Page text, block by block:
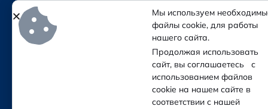
Контакты
Социальные сети и контакты
Мы используем
файлы cookie, для работы
нашего сайта.
Продолжая использовать
сайт, вы соглашаетесь с
использованием файлов
cookie на нашем сайте в
соответствии с нашей